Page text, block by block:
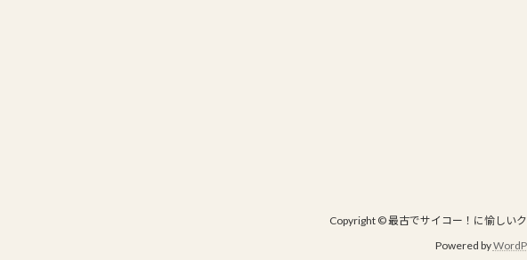
Copyright © 最古でサイコー！に愉しい
Powered by